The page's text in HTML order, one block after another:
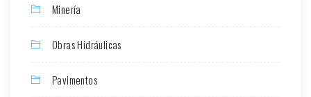
Minería
Obras Hidráulicas
Pavimentos